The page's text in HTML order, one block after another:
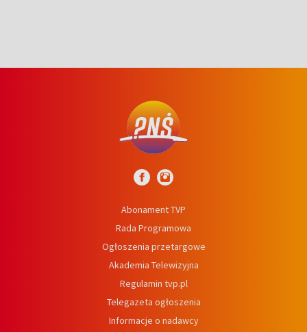
Abonament TVP
Rada Programowa
Ogłoszenia przetargowe
Akademia Telewizyjna
Regulamin tvp.pl
Telegazeta ogłoszenia
Informacje o nadawcy